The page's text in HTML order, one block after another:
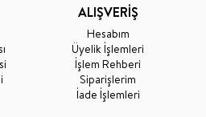
ALIŞVERİŞ
Hesabım
Üyelik İşlemleri
İşlem Rehberi
Siparişlerim
İade İşlemleri